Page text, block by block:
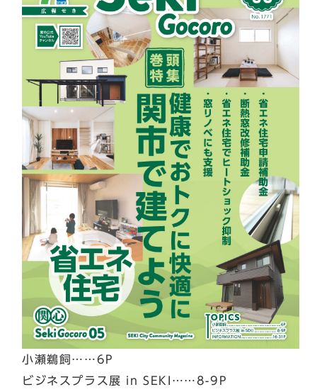
小瀬鵜飼……6P
ビジネスプラス展 in SEKI……8-9P